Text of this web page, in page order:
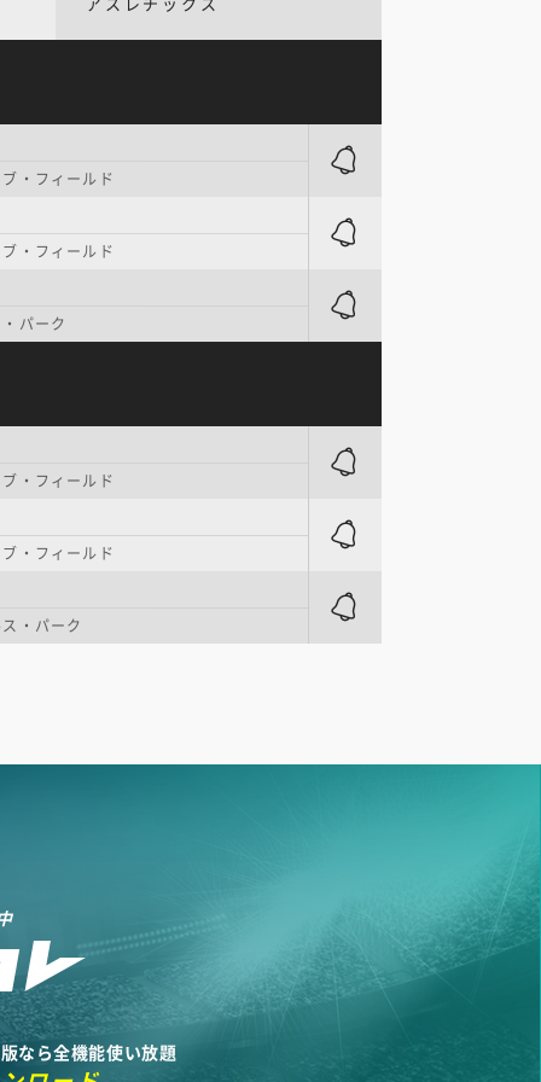
・フィールド
・フィールド
パーク
・フィールド
・フィールド
・パーク
なら全機能使い放題